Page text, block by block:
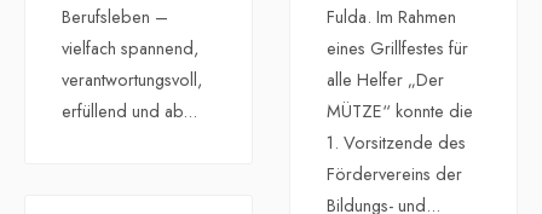
Berufsleben –
vielfach spannend,
verantwortungsvoll,
erfüllend und ab...
Fulda. Im Rahmen
eines Grillfestes für
alle Helfer „Der
MÜTZE“ konnte die
1. Vorsitzende des
Fördervereins der
Bildungs- und...